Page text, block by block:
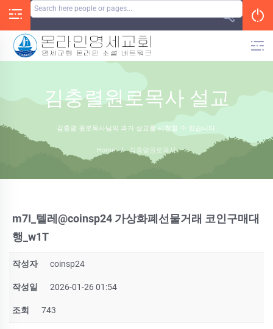
김충렬원로목사 설교
김충렬 원로목사님의 과거 설교를 시청할 수 있습니다.
Home / 김충렬원로목사
m7I_텔레@coinsp24 가상화폐선물거래 코인구매대
행_w1T
작성자 coinsp24
작성일 2026-01-26 01:54
조회 743